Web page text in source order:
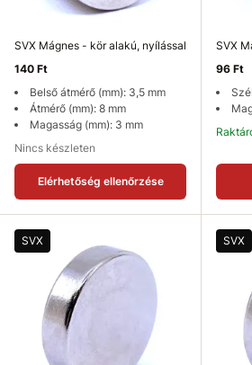
SVX Mágnes - kör alakú, nyílással
140 Ft
Belső átmérő (mm): 3,5 mm
Átmérő (mm): 8 mm
Magasság (mm): 3 mm
Nincs készleten
Elérhetőség ellenőrzése
SVX
96 Ft
SVX SVX